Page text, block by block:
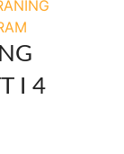
I 4